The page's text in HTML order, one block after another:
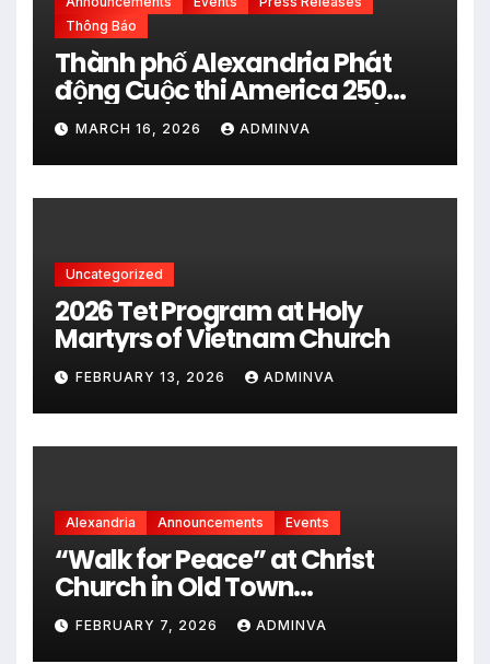
Thông Báo
Thành phố Alexandria Phát
động Cuộc thi America 250
City Art Poster Project” Nhằm
kỷ niệm 250 năm thành lập Hợp
chủng quốc Hoa Kỳ vào năm
2026
MARCH 16, 2026 ADMINVA
Uncategorized
2026 Tet Program at Holy
Martyrs of Vietnam Church
FEBRUARY 13, 2026 ADMINVA
Alexandria Announcements Events
“Walk for Peace” at Christ
Church in Old Town
Alexandria on Monday,
February 9, 2026
FEBRUARY 7, 2026 ADMINVA